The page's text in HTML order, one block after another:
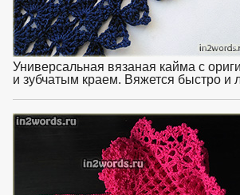
Универсальная вязаная кайма с
и зубчатым краем. Вяжется быстро и